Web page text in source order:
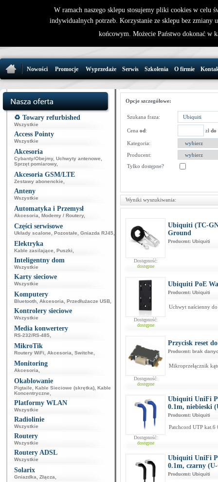
32 721 86
Nowości Promocje Wyprzedaże Serwis Szkolenia O firmie
♻️ Towary refurbished
Wszystkie
Access Pointy
Wszystkie
Akcesoria
Cybanty/Obejmy, Uchwyty antenowe
Sprzęt pomiarowy,
Akcesoria GSM/LTE
Zestawy abonenckie
Anteny
Wszystkie
Automatyka i Przemysł
Akcesoria Modemy / Routery,
Części serwisowe
Układy scalone Pozostałe Gniazda RJ45
Elektryka
Kable zasilające Puszki
Inteligentny dom
Wszystkie
Karty sieciowe
Wszystkie
Komputery
Bluetooth Akcesoria Przedłużacze USB
Kontrolery sieciowe
Wszystkie
Media konwertery
RS-232/RS-485
MikroTik
Routery WiFi Akcesoria Switche
Monitoring
Akcesoria
Okablowanie
Pigtaile Kable Sieciowe (skrętka) Kable
Koncentryczne
Platformy WLAN
Wszystkie
Radiolinie
Wszystkie
Routery
Wszystkie
Routery ADSL
Wszystkie
Solarix
Gniazdka Złącza
Opcje szczegółowe:
Szukana fraza:
Cena od: zł do
Kategoria:
Producent:
Tylko dostępne?
Wyniki wyszukiwania:
Dostępność:
dostępne
Ubiquiti (TC-
Ground
Producent: Ubiquiti
Dostępność:
dostępne
Ubiquiti PoE
Producent: Ubiquiti
Uchwyt naścienny
Dostępność:
dostępne
Przycisk reset
Producent: brak
Mikroprzełącznik
Dostępność:
dostępne
Ubiquiti UniFi
0.1m, niebieski
Producent: Ubiquiti
Patchcord UTP
Ubiquiti UniFi
0.1m, czarny
Producent: Ubiquiti
W ramach naszego sklepu stosujemy pliki cookies w celu
indywidualnych potrzeb. Korzystanie ze sklepu bez zmiany
końcowym. Możecie Państwo dokonać w